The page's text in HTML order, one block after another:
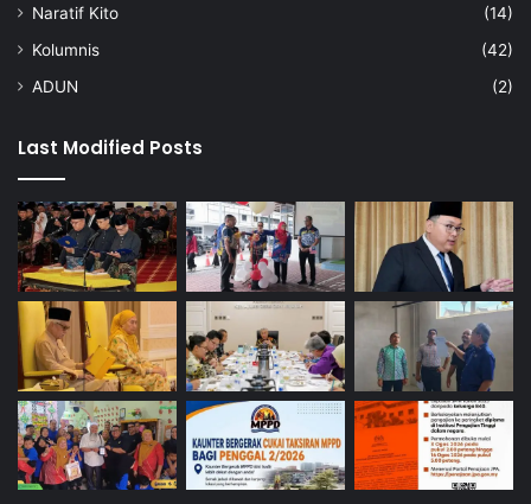
Naratif Kito
(14)
Kolumnis
(42)
ADUN
(2)
Last Modified Posts